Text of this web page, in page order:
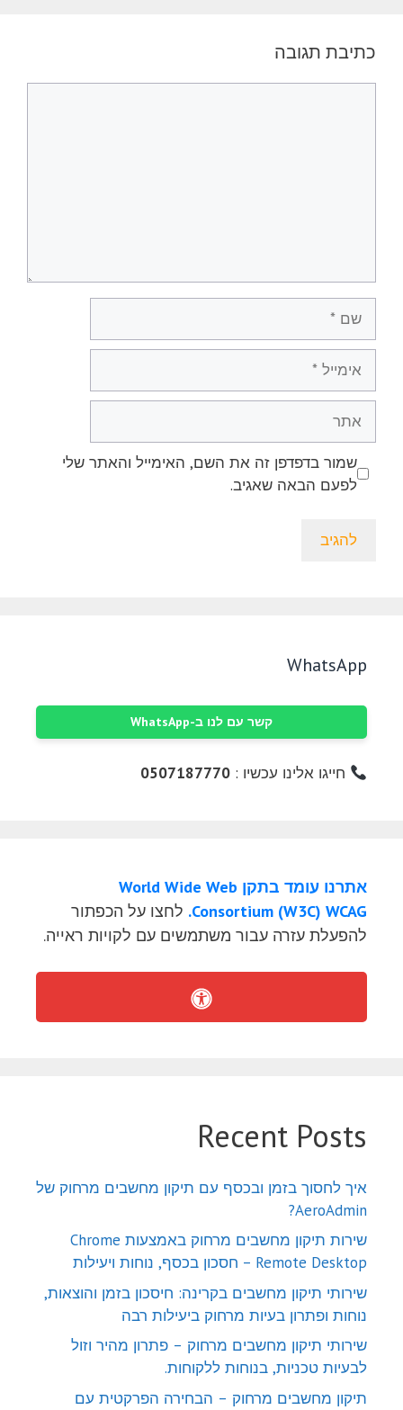
כתיבת תגובה
שמור בדפדפן זה את השם, האימייל והאתר שלי
לפעם הבאה שאגיב.
WhatsApp
קשר עם לנו ב-WhatsApp
חייגו אלינו עכשיו :0507187770
אתרנו עומד בתקן World Wide Web
Consortium (W3C) WCAG. לחצו על הכפתור
להפעלת עזרה עבור משתמשים עם לקויות ראייה.
Recent Posts
איך לחסוך בזמן ובכסף עם תיקון מחשבים מרחוק של
AeroAdmin?
שירות תיקון מחשבים מרחוק באמצעות Chrome
Remote Desktop – חסכון בכסף, נוחות ויעילות
שירותי תיקון מחשבים בקרינה: חיסכון בזמן והוצאות,
נוחות ופתרון בעיות מרחוק ביעילות רבה
שירותי תיקון מחשבים מרחוק – פתרון מהיר וזול
לבעיות טכניות, בנוחות ללקוחות.
תיקון מחשבים מרחוק – הבחירה הפרקטית עם